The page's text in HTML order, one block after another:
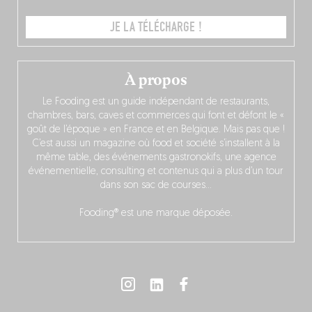
À propos
Le Fooding est un guide indépendant de restaurants,
chambres, bars, caves et commerces qui font et défont le «
goût de l’époque » en France et en Belgique. Mais pas que !
C’est aussi un magazine où food et société s’installent à la
même table, des événements gastronokifs, une agence
événementielle, consulting et contenus qui a plus d’un tour
dans son sac de courses…
Fooding® est une marque déposée.
JE LA TÉLÉCHARGE !